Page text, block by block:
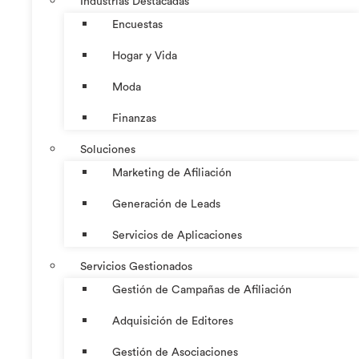
Encuestas
Hogar y Vida
Moda
Finanzas
Soluciones
Marketing de Afiliación
Generación de Leads
Servicios de Aplicaciones
Servicios Gestionados
Gestión de Campañas de Afiliación
Adquisición de Editores
Gestión de Asociaciones